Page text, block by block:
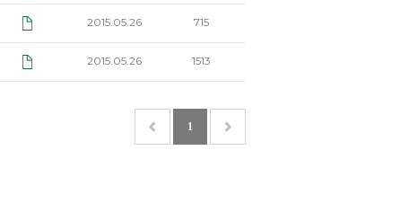
2015.05.26 715
2015.05.26 1513
1